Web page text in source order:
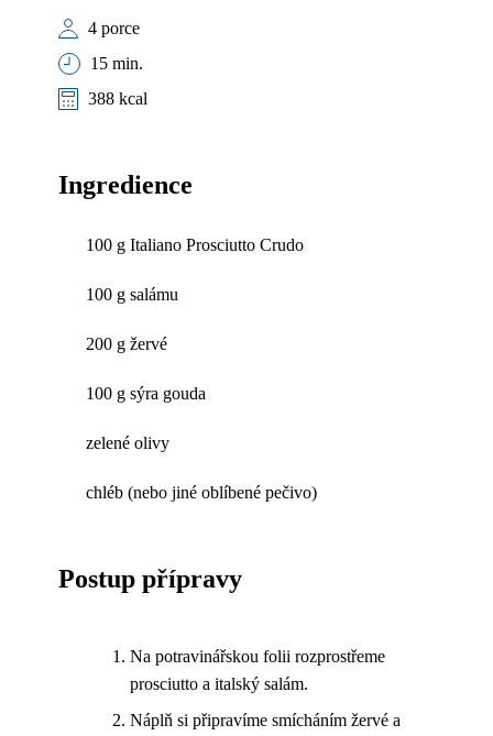
4 porce
15 min.
388 kcal
Ingredience
100 g Italiano Prosciutto Crudo
100 g salámu
200 g žervé
100 g sýra gouda
zelené olivy
chléb (nebo jiné oblíbené pečivo)
Postup přípravy
Na potravinářskou folii rozprostřeme
prosciutto a italský salám.
Náplň si připravíme smícháním žervé a